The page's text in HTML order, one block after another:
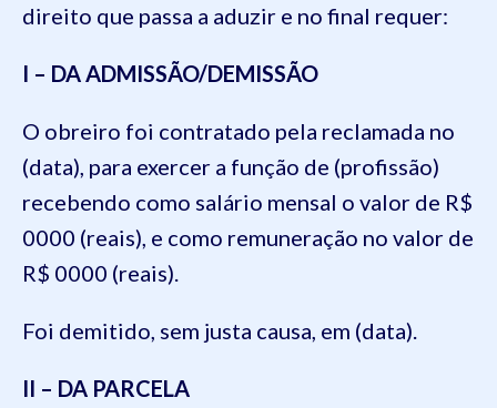
direito que passa a aduzir e no final requer:
I – DA ADMISSÃO/DEMISSÃO
O obreiro foi contratado pela reclamada no
(data), para exercer a função de (profissão)
recebendo como salário mensal o valor de R$
0000 (reais), e como remuneração no valor de
R$ 0000 (reais).
Foi demitido, sem justa causa, em (data).
II – DA PARCELA